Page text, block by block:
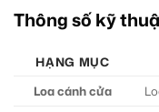
Thông số kỹ
HẠNG MỤC
Loa cánh cửa